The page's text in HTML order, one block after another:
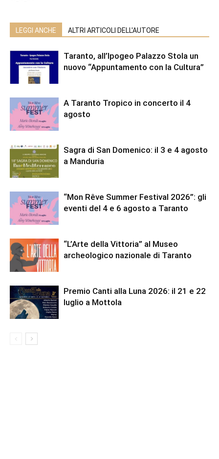
LEGGI ANCHE ALTRI ARTICOLI DELL'AUTORE
Taranto, all’Ipogeo Palazzo Stola un
nuovo “Appuntamento con la Cultura”
A Taranto Tropico in concerto il 4
agosto
Sagra di San Domenico: il 3 e 4 agosto
a Manduria
“Mon Rêve Summer Festival 2026”: gli
eventi del 4 e 6 agosto a Taranto
“L’Arte della Vittoria” al Museo
archeologico nazionale di Taranto
Premio Canti alla Luna 2026: il 21 e 22
luglio a Mottola